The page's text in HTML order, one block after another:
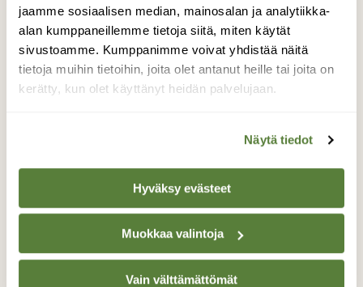
jaamme sosiaalisen median, mainosalan ja analytiikka-
alan kumppaneillemme tietoja siitä, miten käytät
sivustoamme. Kumppanimme voivat yhdistää näitä
tietoja muihin tietoihin, joita olet antanut heille tai joita on
kerätty, kun olet käyttänyt heidän palvelujaan.
Näytä tiedot
Hyväksy evästeet
Muokkaa valintoja
Vain välttämättömät
Nokkosperhonen
ohdakkeella
Nokkosperhonen nautti ohdakkeen mausta
Valokuvaaja: Mari Ahtola, Karkkila 15.09.2020
TAKAISIN LISTAAN